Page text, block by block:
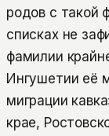
родов с такой
списках не
фамилии
Ингушетии её
миграции
крае,